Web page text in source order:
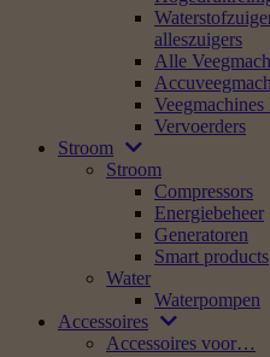
alleszuigers
Alle
Veegmachines
Vervoerders
Stroom
Stroom
Compressors
Energiebeheer
Generatoren
Smart products
Water
Waterpompen
Accessoires
Accessoires voor…